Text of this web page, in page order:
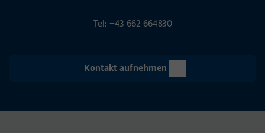
Tel: +43 662 664830
Kontakt aufnehmen